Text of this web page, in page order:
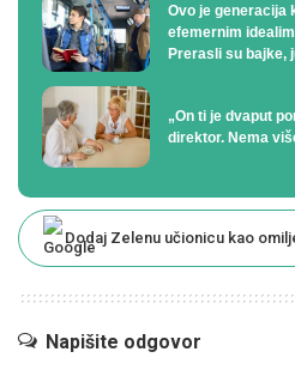
Ovo je generacija
efemernim
Prerasli su bajke,
„On ti je dvaput
direktor. Nema
Dodaj Zelenu učionicu kao
Napišite odgovor